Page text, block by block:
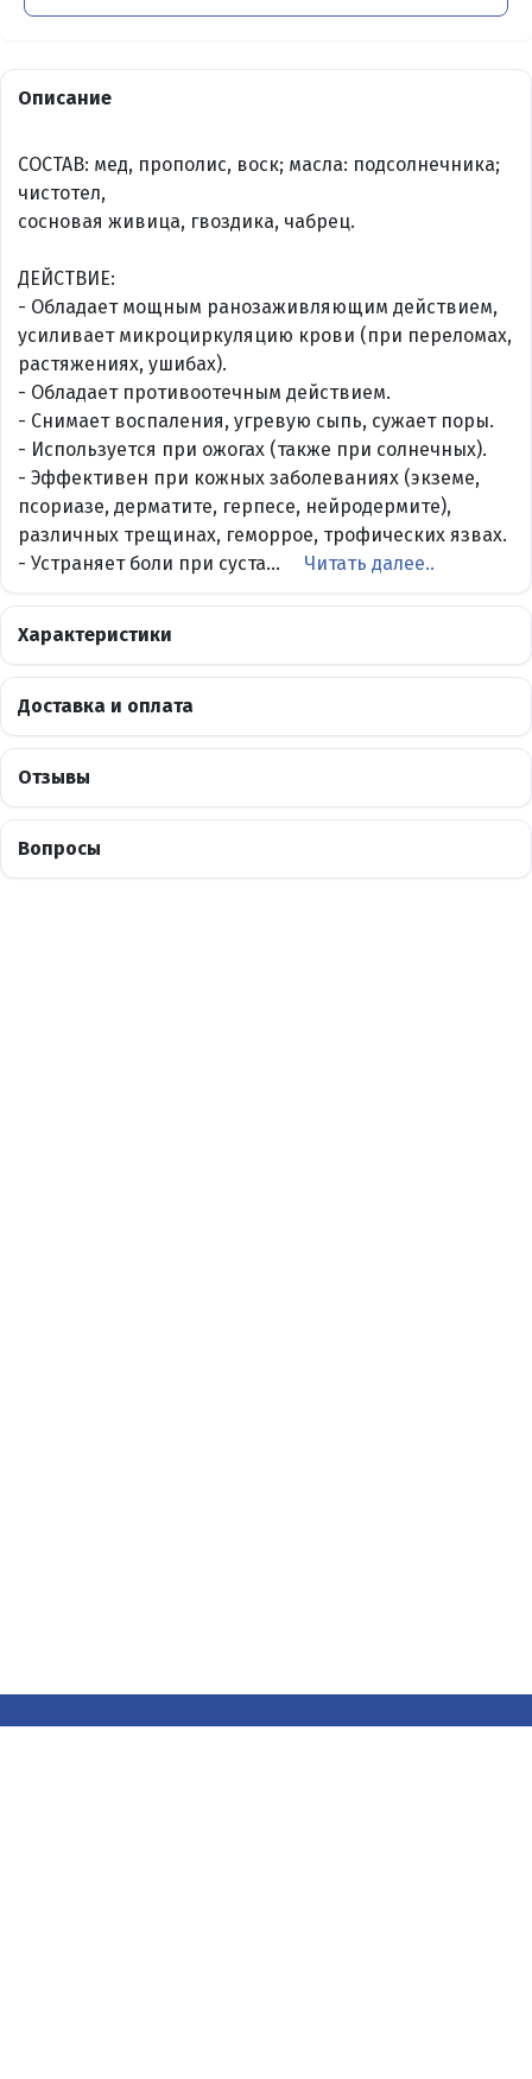
Описание
СОСТАВ: мед, прополис, воск; масла: подсолнечника;
чистотел,
сосновая живица, гвоздика, чабрец.
ДЕЙСТВИЕ:
- Обладает мощным ранозаживляющим действием,
усиливает микроциркуляцию крови (при переломах,
растяжениях, ушибах).
- Обладает противоотечным действием.
- Снимает воспаления, угревую сыпь, сужает поры.
- Используется при ожогах (также при солнечных).
- Эффективен при кожных заболеваниях (экземе,
псориазе, дерматите, герпесе, нейродермите),
различных трещинах, геморрое, трофических язвах.
- Устраняет боли при суста...
Читать далее..
Характеристики
Доставка и оплата
Отзывы
Вопросы